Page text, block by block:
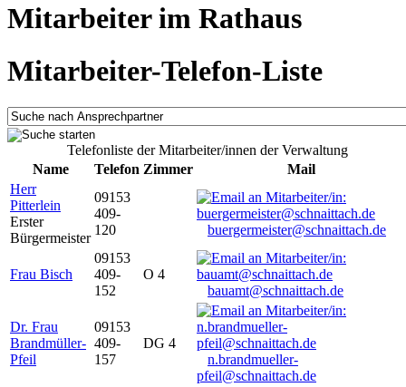
Mitarbeiter im Rathaus
Mitarbeiter-Telefon-Liste
Telefonliste der Mitarbeiter/innen der Verwaltung
Name
Telefon Zimmer
Mail
Herr
Pitterlein
Erster
Bürgermeister
09153
409-
120
buergermeister@schnaittach.de
Frau Bisch
09153
409-
152
O 4
bauamt@schnaittach.de
Dr. Frau
Brandmüller-
Pfeil
09153
409-
157
DG 4
n.brandmueller-
pfeil@schnaittach.de